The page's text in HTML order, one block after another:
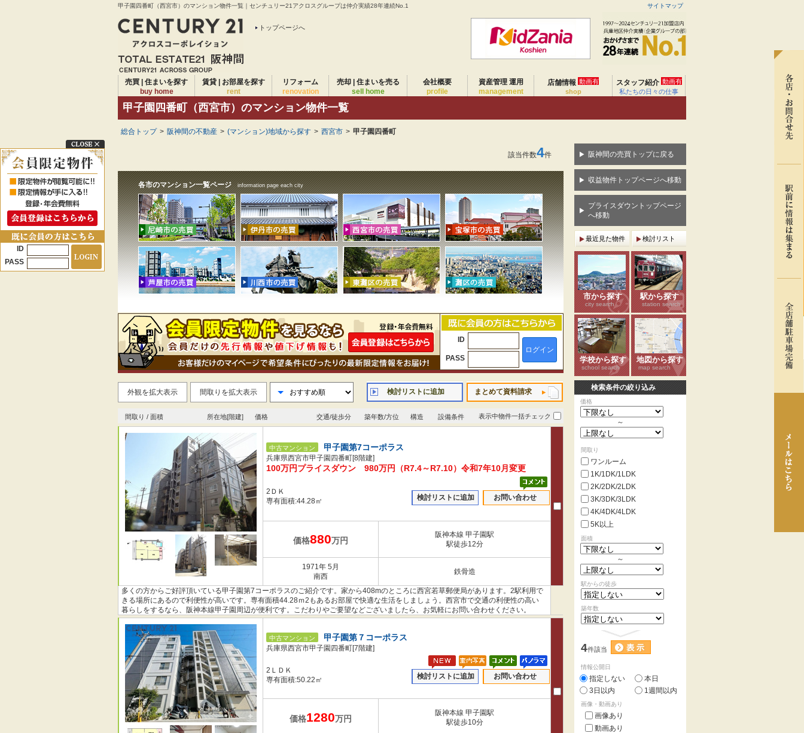
甲子園四番町（西宮市）のマンション物件一覧｜センチュリー21アクロスグループは仲介実績28年連続No.1 サイトマップ
トップページへ
売買 | 住まいを探す
buy home
賃貸 | お部屋を探す
rent
リフォーム
renovation
売却 | 住まいを売る
sell home
会社概要
profile
資産管理 運用
management
店舗情報 動画有
shop
スタッフ紹介 動画有
私たちの日々の仕事
甲子園四番町（西宮市）のマンション物件一覧
総合トップ > 阪神間の不動産 > (マンション)地域から探す > 西宮市 > 甲子園四番町
該当件数4件
各市のマンション一覧ページ information page each city
ログイン
ID
PASS
外観を拡大表示 間取りを拡大表示 検討リストに追加 まとめて資料請求
間取り / 面積 所在地[階建] 価格 交通/徒歩分 築年数/方位 構造 設備条件 表示中物件一括チェック
中古マンション 甲子園第7コーポラス
兵庫県西宮市甲子園四番町[8階建]
100万円プライスダウン 980万円（R7.4～R7.10）令和7年10月変更
2ＤＫ
専有面積:44.28㎡
検討リストに追加 お問い合わせ
価格880万円
阪神本線 甲子園駅
駅徒歩12分
1971年 5月
南西
鉄骨造
多くの方からご好評頂いている甲子園第7コーポラスのご紹介です。家から408mのところに西宮若草郵便局があります。2駅利用で
きる場所にあるので利便性が高いです。専有面積44.28ｍ2もあるお部屋で快適な生活をしましょう。西宮市で交通の利便性の高い
暮らしをするなら、阪神本線甲子園周辺が便利です。こだわりやご要望などございましたら、お気軽にお問い合わせください。
中古マンション 甲子園第７コーポラス
兵庫県西宮市甲子園四番町[7階建]
2ＬＤＫ
専有面積:50.22㎡
検討リストに追加 お問い合わせ
価格1280万円
阪神本線 甲子園駅
駅徒歩10分
阪神間の売買トップに戻る
収益物件トップページへ移動
プライスダウントップページ
へ移動
最近見た物件 検討リスト
市から探す
city search
駅から探す
station search
学校から探す
school search
地図から探す
map search
検索条件の絞り込み
価格
～
間取り
ワンルーム
1K/1DK/1LDK
2K/2DK/2LDK
3K/3DK/3LDK
4K/4DK/4LDK
5K以上
面積
～
駅からの徒歩
築年数
4件該当
情報公開日
指定しない
本日
3日以内
1週間以内
画像・動画あり
画像あり
動画あり
ID
PASS